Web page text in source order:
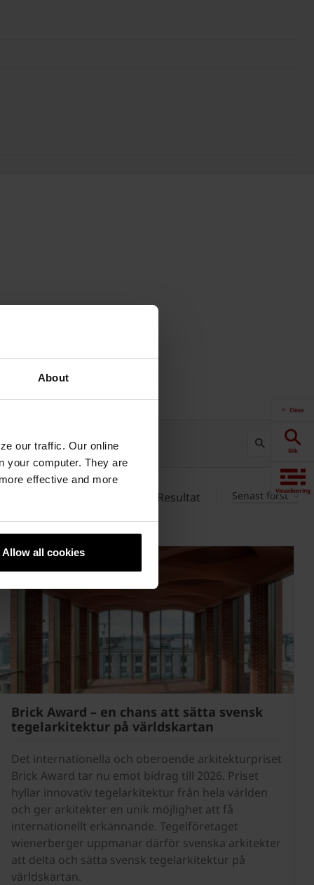
About
our traffic. Our online
your computer. They are
effective and more
Allow all cookies
SÖK
Resultat Senast först
Brick Award – en chans att sätta svensk
tegelarkitektur på världskartan
Det internationella och oberoende arkitekturpriset
Brick Award tar nu emot bidrag till 2026. Priset
hyllar innovativ tegelarkitektur från hela världen
och ger arkitekter en unik möjlighet att få
internationellt erkännande. Tegelföretaget
wienerberger uppmanar därför svenska arkitekter
att delta och sätta svensk tegelarkitektur på
världskartan.
Close
Sök
Visualisering